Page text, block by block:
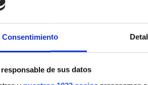
Consentimiento
de sus datos